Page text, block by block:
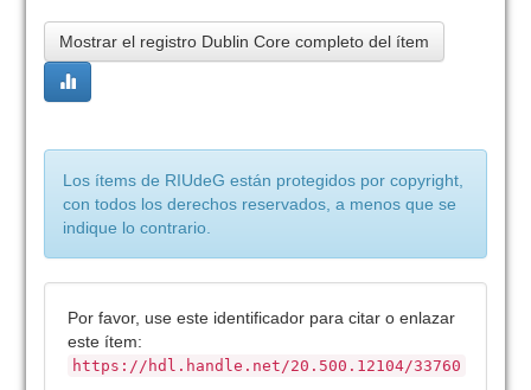
Mostrar el registro Dublin Core completo del ítem
Los ítems de RIUdeG están protegidos por copyright,
con todos los derechos reservados, a menos que se
indique lo contrario.
Por favor, use este identificador para citar o enlazar
este ítem:
https://hdl.handle.net/20.500.12104/33760